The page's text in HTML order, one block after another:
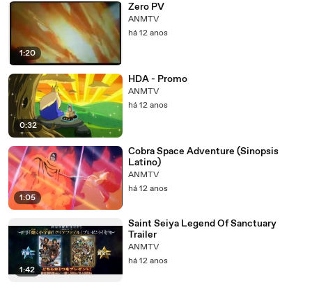
1:20
Zero PV
ANMTV
há 12 anos
0:32
HDA - Promo
ANMTV
há 12 anos
1:05
Cobra Space Adventure (Sinopsis
Latino)
ANMTV
há 12 anos
1:42
Saint Seiya Legend Of Sanctuary
Trailer
ANMTV
há 12 anos